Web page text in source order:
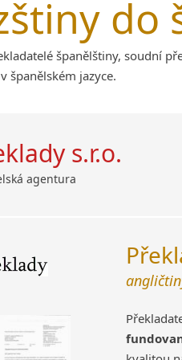
do
španělštiny, soudní
španělském jazyce.
s.r.o.
agentura